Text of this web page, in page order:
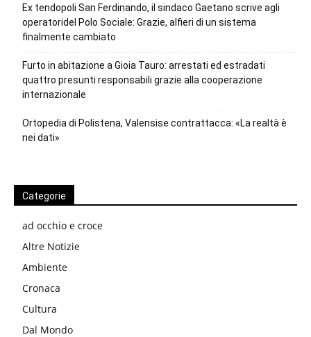
Ex tendopoli San Ferdinando, il sindaco Gaetano scrive agli
operatoridel Polo Sociale: Grazie, alfieri di un sistema
finalmente cambiato
Furto in abitazione a Gioia Tauro: arrestati ed estradati
quattro presunti responsabili grazie alla cooperazione
internazionale
Ortopedia di Polistena, Valensise contrattacca: «La realtà è
nei dati»
Categorie
ad occhio e croce
Altre Notizie
Ambiente
Cronaca
Cultura
Dal Mondo